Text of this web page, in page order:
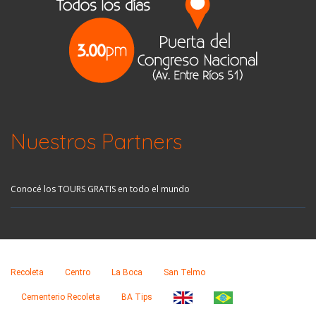
Nuestros Partners
Conocé los TOURS GRATIS en todo el mundo
Recoleta Centro La Boca San Telmo
Cementerio Recoleta BA Tips